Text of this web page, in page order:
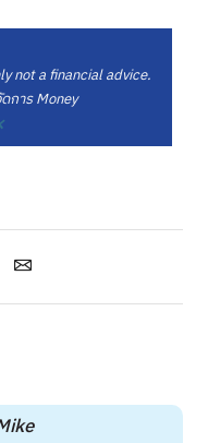
not a financial advice.
การ Money